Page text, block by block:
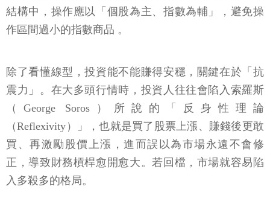
結構中，操作應以「個股為主、指數為輔」，避免操
作區間過小的指數商品 。
除了看懂線型，投資能不能賺得安穩，關鍵在於「抗
震力」。在大多頭行情時，投資人往往會陷入索羅斯
（George Soros）所說的「反身性理論
（Reflexivity）」，也就是買了股票上漲、賺錢後更敢
買、再激勵股價上漲，進而誤以為市場永遠不會修
正，導致財務槓桿愈開愈大。若回檔，市場就容易陷
入多殺多的格局。